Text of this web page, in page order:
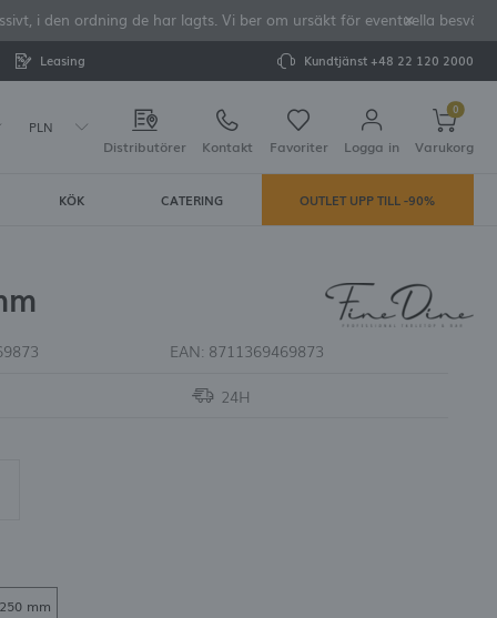
i den ordning de har lagts. Vi ber om ursäkt för eventuella besvär
Leasing Kundtjänst +48 22 120 2000
PLN
Distributörer Kontakt Favoriter Logga in
0
Varukorg
Din varukorg är tom
KÖK CATERING OUTLET UPP TILL -90%
EAN: 8711369469873
24H
mm